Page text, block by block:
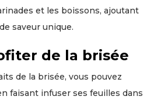
et les boissons, ajoutant
saveur unique.
de la brisée
de la brisée, vous pouvez
faisant infuser ses feuilles dans